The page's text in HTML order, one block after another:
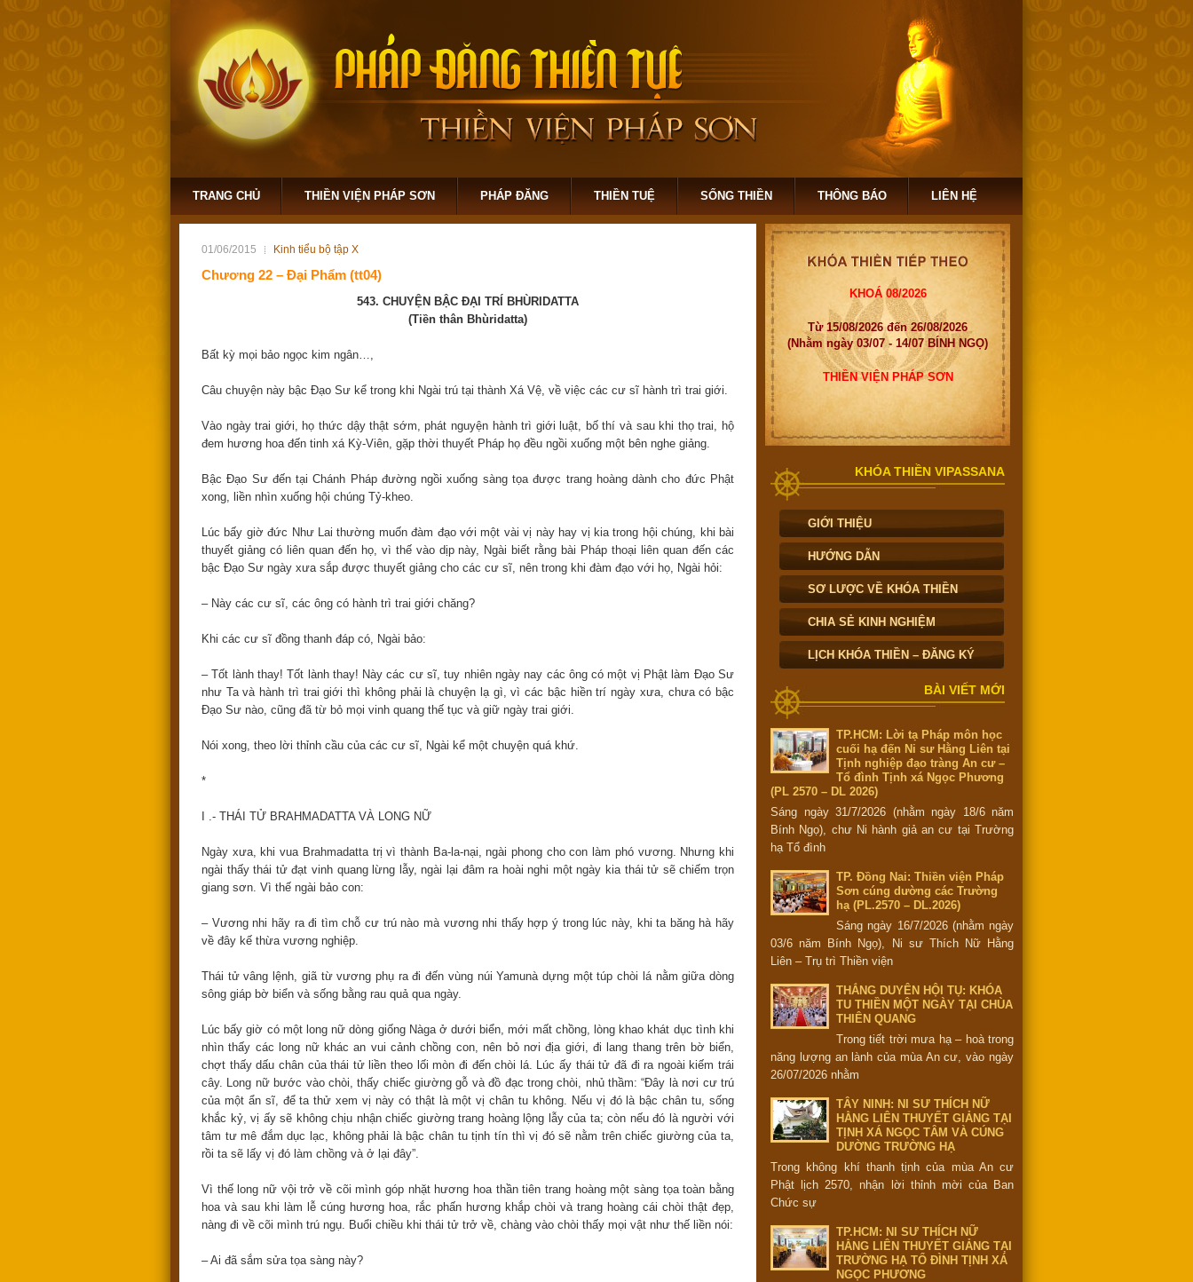
TRANG CHỦ THIỀN VIỆN PHÁP SƠN PHÁP ĐĂNG THIỀN TUỆ SỐNG THIỀN THÔNG BÁO LIÊN HỆ
01/06/2015 Kinh tiểu bộ tập X
Chương 22 – Đại Phẩm (tt04)
543. CHUYỆN BẬC ĐẠI TRÍ BHÙRIDATTA
(Tiền thân Bhùridatta)
Bất kỳ mọi bảo ngọc kim ngân…,
Câu chuyện này bậc Đạo Sư kể trong khi Ngài trú tại thành Xá Vệ, về việc các cư sĩ hành trì trai giới.
Vào ngày trai giới, họ thức dậy thật sớm, phát nguyện hành trì giới luật, bố thí và sau khi thọ trai, hộ
đem hương hoa đến tinh xá Kỳ-Viên, gặp thời thuyết Pháp họ đều ngồi xuống một bên nghe giảng.
Bậc Đạo Sư đến tại Chánh Pháp đường ngồi xuống sàng tọa được trang hoàng dành cho đức Phật
xong, liền nhìn xuống hội chúng Tỷ-kheo.
Lúc bấy giờ đức Như Lai thường muốn đàm đạo với một vài vị này hay vị kia trong hội chúng, khi bài
thuyết giảng có liên quan đến họ, vì thế vào dịp này, Ngài biết rằng bài Pháp thoại liên quan đến các
bậc Đạo Sư ngày xưa sắp được thuyết giảng cho các cư sĩ, nên trong khi đàm đạo với họ, Ngài hỏi:
– Này các cư sĩ, các ông có hành trì trai giới chăng?
Khi các cư sĩ đồng thanh đáp có, Ngài bảo:
– Tốt lành thay! Tốt lành thay! Này các cư sĩ, tuy nhiên ngày nay các ông có một vị Phật làm Đạo Sư
như Ta và hành trì trai giới thì không phải là chuyện lạ gì, vì các bậc hiền trí ngày xưa, chưa có bậc
Đạo Sư nào, cũng đã từ bỏ mọi vinh quang thế tục và giữ ngày trai giới.
Nói xong, theo lời thỉnh cầu của các cư sĩ, Ngài kể một chuyện quá khứ.
*
I .- THÁI TỬ BRAHMADATTA VÀ LONG NỮ
Ngày xưa, khi vua Brahmadatta trị vì thành Ba-la-nại, ngài phong cho con làm phó vương. Nhưng khi
ngài thấy thái tử đạt vinh quang lừng lẫy, ngài lại đâm ra hoài nghi một ngày kia thái tử sẽ chiếm trọn
giang sơn. Vì thế ngài bảo con:
– Vương nhi hãy ra đi tìm chỗ cư trú nào mà vương nhi thấy hợp ý trong lúc này, khi ta băng hà hãy
về đây kế thừa vương nghiệp.
Thái tử vâng lệnh, giã từ vương phụ ra đi đến vùng núi Yamunà dựng một túp chòi lá nằm giữa dòng
sông giáp bờ biển và sống bằng rau quả qua ngày.
Lúc bấy giờ có một long nữ dòng giống Nàga ở dưới biển, mới mất chồng, lòng khao khát dục tình khi
nhìn thấy các long nữ khác an vui cảnh chồng con, nên bỏ nơi địa giới, đi lang thang trên bờ biển,
chợt thấy dấu chân của thái tử liền theo lối mòn đi đến chòi lá. Lúc ấy thái tử đã đi ra ngoài kiếm trái
cây. Long nữ bước vào chòi, thấy chiếc giường gỗ và đồ đạc trong chòi, nhủ thầm: “Đây là nơi cư trú
của một ẩn sĩ, để ta thử xem vị này có thật là một vị chân tu không. Nếu vị đó là bậc chân tu, sống
khắc kỷ, vị ấy sẽ không chịu nhận chiếc giường trang hoàng lộng lẫy của ta; còn nếu đó là người với
tâm tư mê đắm dục lạc, không phải là bậc chân tu tịnh tín thì vị đó sẽ nằm trên chiếc giường của ta,
rồi ta sẽ lấy vị đó làm chồng và ở lại đây”.
Vì thế long nữ vội trở về cõi mình góp nhặt hương hoa thần tiên trang hoàng một sàng tọa toàn bằng
hoa và sau khi làm lễ cúng hương hoa, rắc phấn hương khắp chòi và trang hoàng cái chòi thật đẹp,
nàng đi về cõi mình trú ngụ. Buổi chiều khi thái tử trở về, chàng vào chòi thấy mọi vật như thế liền nói:
– Ai đã sắm sửa tọa sàng này?
KHOÁ 08/2026
Từ 15/08/2026 đến 26/08/2026
(Nhằm ngày 03/07 - 14/07 BÍNH NGỌ)
THIỀN VIỆN PHÁP SƠN
KHÓA THIỀN VIPASSANA
GIỚI THIỆU
HƯỚNG DẪN
SƠ LƯỢC VỀ KHÓA THIỀN
CHIA SẺ KINH NGHIỆM
LỊCH KHÓA THIỀN – ĐĂNG KÝ
BÀI VIẾT MỚI
TP.HCM: Lời tạ Pháp môn học
cuối hạ đến Ni sư Hằng Liên tại
Tịnh nghiệp đạo tràng An cư –
Tổ đình Tịnh xá Ngọc Phương
(PL 2570 – DL 2026)
Sáng ngày 31/7/2026 (nhằm ngày 18/6 năm
Bính Ngọ), chư Ni hành giả an cư tại Trường
hạ Tổ đình
TP. Đồng Nai: Thiền viện Pháp
Sơn cúng dường các Trường
hạ (PL.2570 – DL.2026)
Sáng ngày 16/7/2026 (nhằm ngày
03/6 năm Bính Ngọ), Ni sư Thích Nữ Hằng
Liên – Trụ trì Thiền viện
THẮNG DUYÊN HỘI TỤ: KHÓA
TU THIỀN MỘT NGÀY TẠI CHÙA
THIÊN QUANG
Trong tiết trời mưa hạ – hoà trong
năng lượng an lành của mùa An cư, vào ngày
26/07/2026 nhằm
TÂY NINH: NI SƯ THÍCH NỮ
HẰNG LIÊN THUYẾT GIẢNG TẠI
TỊNH XÁ NGỌC TÂM VÀ CÚNG
DƯỜNG TRƯỜNG HẠ
Trong không khí thanh tịnh của mùa An cư
Phật lịch 2570, nhận lời thỉnh mời của Ban
Chức sự
TP.HCM: NI SƯ THÍCH NỮ
HẰNG LIÊN THUYẾT GIẢNG TẠI
TRƯỜNG HẠ TỔ ĐÌNH TỊNH XÁ
NGỌC PHƯƠNG